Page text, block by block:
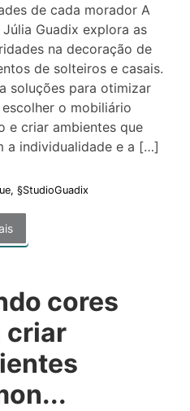
de cada morador A
Guadix explora as
na decoração de
de solteiros e casais.
soluções para otimizar
o mobiliário
e criar ambientes que
a individualidade e a […]
, §StudioGuadix
cores
criar